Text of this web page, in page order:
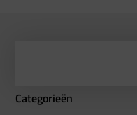
Categorieën